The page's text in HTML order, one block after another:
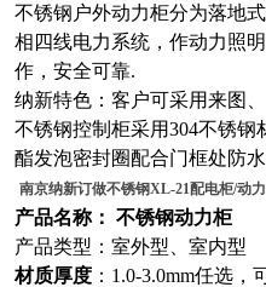
不锈钢户外动力柜分为落地
相四线电力系统，作动力照
作，安全可靠.
纳新特色：客户可采用来图
不锈钢控制柜采用304不锈
酯发泡密封圈配合门框处防
南京纳新订做不锈钢XL-21配电柜/动
产品名称： 不锈钢动力柜
产品类型：室外型、室内型
材质厚度 ：1.0-3.0mm任选